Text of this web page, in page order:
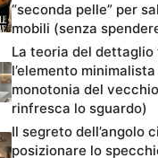
“seconda pelle” per
mobili (senza
La teoria del dettaglio
l’elemento
monotonia del
rinfresca lo sguardo)
Il segreto dell’angolo
posizionare lo